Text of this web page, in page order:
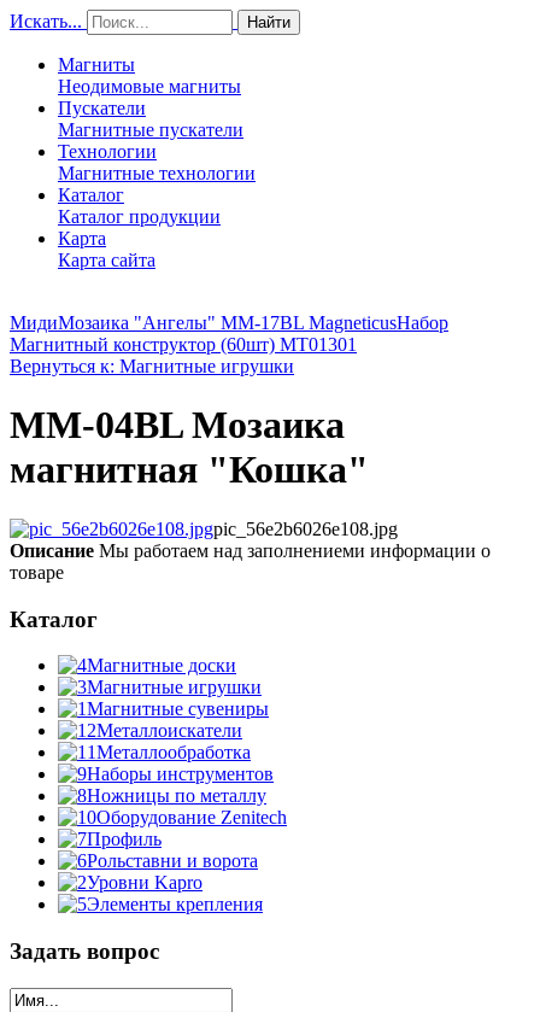
Искать... Найти
Магниты
Неодимовые магниты
Пускатели
Магнитные пускатели
Технологии
Магнитные технологии
Каталог
Каталог продукции
Карта
Карта сайта
МидиМозаика "Ангелы" MM-17BL MagneticusНабор
Магнитный конструктор (60шт) MT01301
Вернуться к: Магнитные игрушки
MM-04BL Мозаика
магнитная "Кошка"
pic_56e2b6026e108.jpg
Описание Мы работаем над заполнениеми информации о
товаре
Каталог
Магнитные доски
Магнитные игрушки
Магнитные сувениры
Металлоискатели
Металлообработка
Наборы инструментов
Ножницы по металлу
Оборудование Zenitech
Профиль
Рольставни и ворота
Уровни Kapro
Элементы крепления
Задать вопрос